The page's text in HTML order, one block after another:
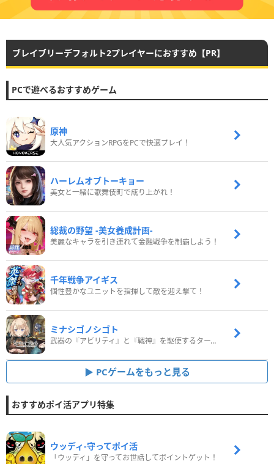
ブレイブリーデフォルト2プレイヤーにおすすめ【PR】
PCで遊べるおすすめゲーム
原神
大人気アクションRPGをPCで快適プレイ！
ハーレムオブトーキョー
美女と一緒に歌舞伎町で成り上がれ！
総裁の野望 -美女養成計画-
美麗なキャラを引き連れて金融戦争を制覇しよう！
千年戦争アイギス
個性豊かなユニットを指揮して敵を迎え撃て！
ミナシゴノシゴト
武器の『アビリティ』と『戦神』を駆使するターン制コマンドバトルRPG！
PCゲームをもっと見る
おすすめポイ活アプリ特集
ウッディ‐守ってポイ活
「ウッディ」を守ってお世話してポイントゲット！